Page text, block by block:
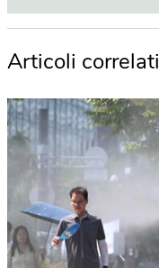
Articoli correlati